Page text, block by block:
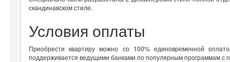
скандинавском стиле.
Условия оплаты
Приобрести квартиру можно со 100% единовременной
поддерживается ведущими банками по популярным программам с